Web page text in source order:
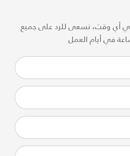
في أي وقت، نسعى للرد على جميع